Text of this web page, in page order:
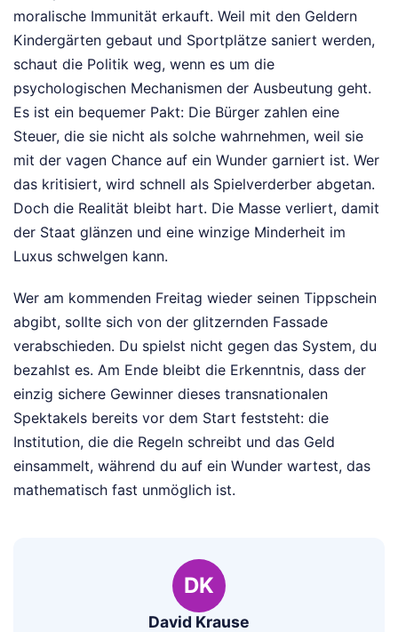
moralische Immunität erkauft. Weil mit den Geldern
Kindergärten gebaut und Sportplätze saniert werden,
schaut die Politik weg, wenn es um die
psychologischen Mechanismen der Ausbeutung geht.
Es ist ein bequemer Pakt: Die Bürger zahlen eine
Steuer, die sie nicht als solche wahrnehmen, weil sie
mit der vagen Chance auf ein Wunder garniert ist. Wer
das kritisiert, wird schnell als Spielverderber abgetan.
Doch die Realität bleibt hart. Die Masse verliert, damit
der Staat glänzen und eine winzige Minderheit im
Luxus schwelgen kann.
Wer am kommenden Freitag wieder seinen Tippschein
abgibt, sollte sich von der glitzernden Fassade
verabschieden. Du spielst nicht gegen das System, du
bezahlst es. Am Ende bleibt die Erkenntnis, dass der
einzig sichere Gewinner dieses transnationalen
Spektakels bereits vor dem Start feststeht: die
Institution, die die Regeln schreibt und das Geld
einsammelt, während du auf ein Wunder wartest, das
mathematisch fast unmöglich ist.
DK
David Krause